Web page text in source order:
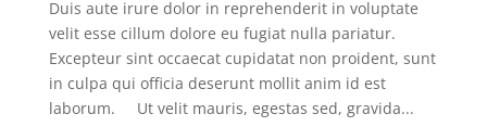
Duis aute irure dolor in reprehenderit in voluptate
velit esse cillum dolore eu fugiat nulla pariatur.
Excepteur sint occaecat cupidatat non proident, sunt
in culpa qui officia deserunt mollit anim id est
laborum. Ut velit mauris, egestas sed, gravida...